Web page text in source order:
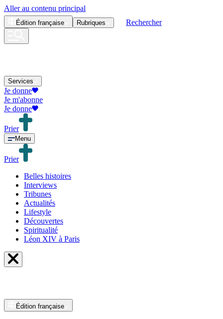
Aller au contenu principal
Édition française Rubriques Rechercher
Services
Je donne
Je m'abonne
Je donne
Prier
Menu
Prier
Belles histoires
Interviews
Tribunes
Actualités
Lifestyle
Découvertes
Spiritualité
Léon XIV à Paris
Édition française